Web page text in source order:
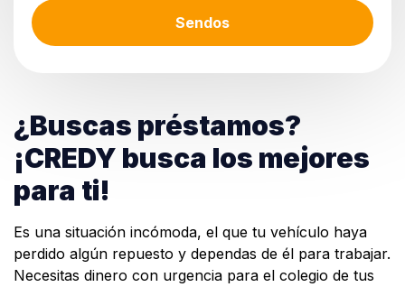
Sendos
¿Buscas préstamos?
¡CREDY busca los mejores
para ti!
Es una situación incómoda, el que tu vehículo haya
perdido algún repuesto y dependas de él para trabajar.
Necesitas dinero con urgencia para el colegio de tus